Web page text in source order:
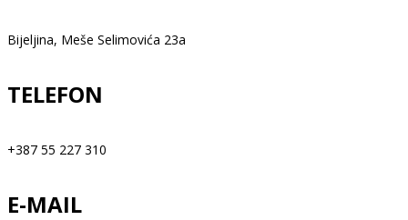
Bijeljina, Meše Selimovića 23a
TELEFON
+387 55 227 310
E-MAIL